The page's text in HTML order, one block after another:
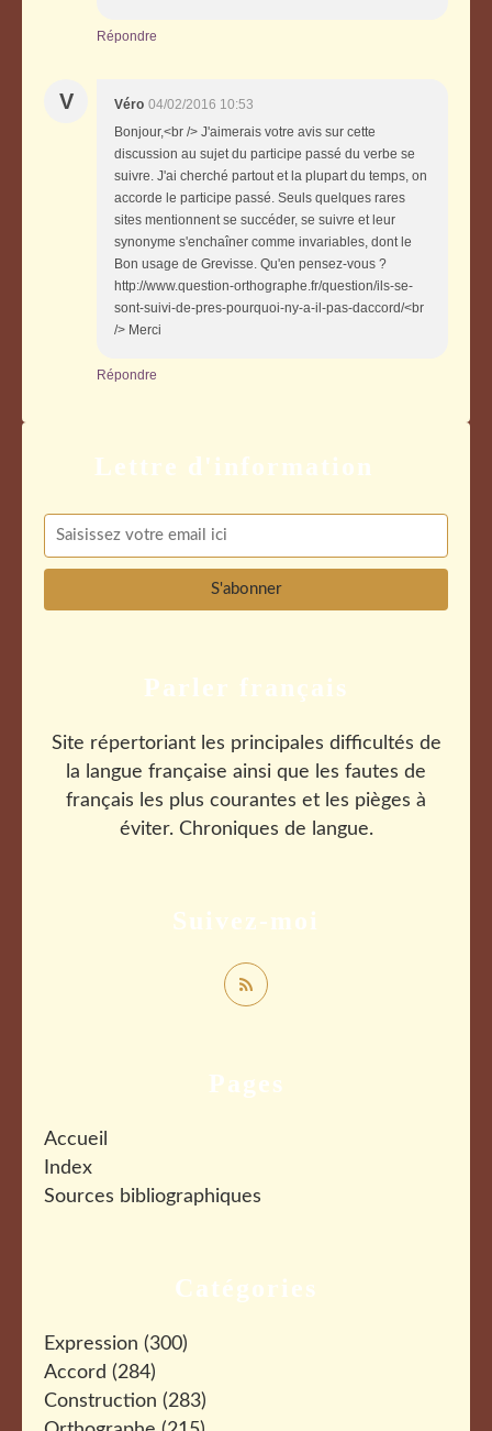
Répondre
V Véro 04/02/2016 10:53
Bonjour,<br /> J'aimerais votre avis sur cette
discussion au sujet du participe passé du verbe se
suivre. J'ai cherché partout et la plupart du temps, on
accorde le participe passé. Seuls quelques rares
sites mentionnent se succéder, se suivre et leur
synonyme s'enchaîner comme invariables, dont le
Bon usage de Grevisse. Qu'en pensez-vous ?
http://www.question-orthographe.fr/question/ils-se-
sont-suivi-de-pres-pourquoi-ny-a-il-pas-daccord/<br
/> Merci
Répondre
Catégories
Expression (300)
Accord (284)
Construction (283)
Pages
Accueil
Index
Sources bibliographiques
Suivez-moi
Parler français
Site répertoriant les principales difficultés de
la langue française ainsi que les fautes de
français les plus courantes et les pièges à
éviter. Chroniques de langue.